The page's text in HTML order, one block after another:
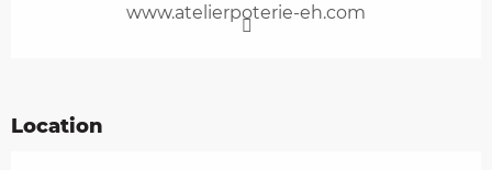
www.atelierpoterie-eh.com
Location